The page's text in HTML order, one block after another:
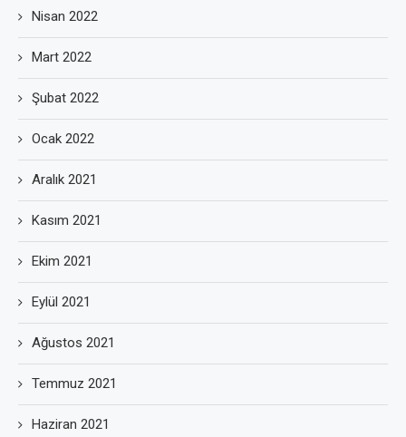
Nisan 2022
Mart 2022
Şubat 2022
Ocak 2022
Aralık 2021
Kasım 2021
Ekim 2021
Eylül 2021
Ağustos 2021
Temmuz 2021
Haziran 2021